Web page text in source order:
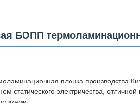
БОПП
пленка производства
статического электричества,